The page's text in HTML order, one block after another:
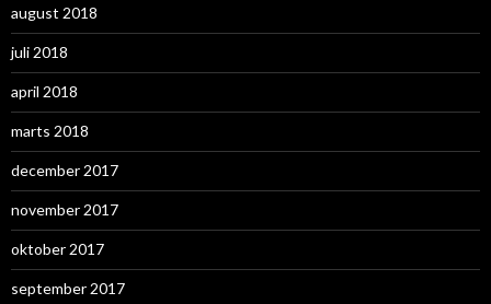
august 2018
juli 2018
april 2018
marts 2018
december 2017
november 2017
oktober 2017
september 2017